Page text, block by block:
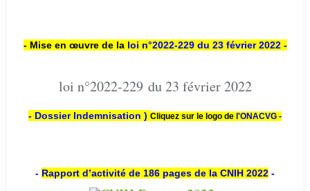
- Mise en œuvre de la loi n°2022-229 du 23 février 2022 -
loi n°2022-229 du 23 février 2022
- Dossier Indemnisation ) Cliquez sur le logo de l'ONACVG -
- Rapport d’activité de 186 pages de la CNIH 2022 -